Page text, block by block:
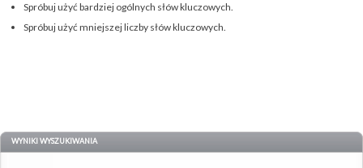
Spróbuj użyć bardziej ogólnych słów kluczowych.
Spróbuj użyć mniejszej liczby słów kluczowych.
WYNIKI WYSZUKIWANIA